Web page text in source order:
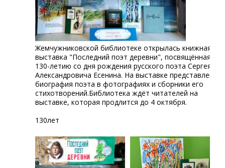
Жемчужниковской библиотеке открылась книжная
выставка "Последний поэт деревни", посвящённая
130-летию со дня рождения русского поэта Сергея
Александровича Есенина. На выставке представлена
биография поэта в фотографиях и сборники его
стихотворений.Библиотека ждёт читателей на
выставке, которая продлится до 4 октября.
130лет